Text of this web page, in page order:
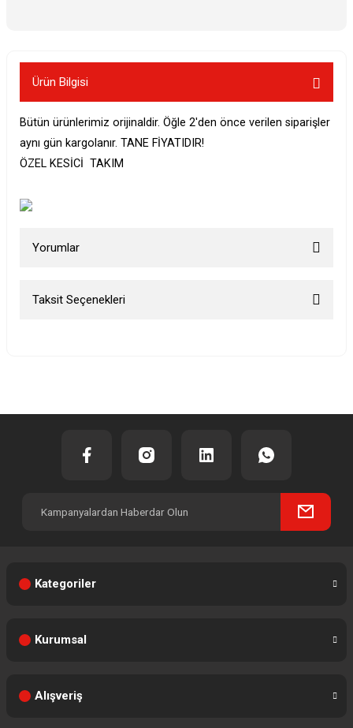
Ürün Bilgisi
Bütün ürünlerimiz orijinaldir. Öğle 2'den önce verilen siparişler
aynı gün kargolanır. TANE FİYATIDIR!
ÖZEL KESİCİ TAKIM
Yorumlar
Taksit Seçenekleri
Kategoriler
Kurumsal
Alışveriş